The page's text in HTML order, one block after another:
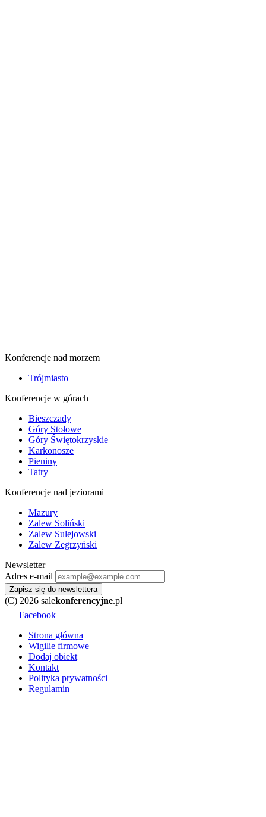
Konferencje nad morzem
Trójmiasto
Konferencje w górach
Bieszczady
Góry Stołowe
Góry Świętokrzyskie
Karkonosze
Pieniny
Tatry
Konferencje nad jeziorami
Mazury
Zalew Soliński
Zalew Sulejowski
Zalew Zegrzyński
Newsletter
Adres e-mail
Zapisz się do newslettera
(C) 2026 salekonferencyjne.pl
Facebook
Strona główna
Wigilie firmowe
Dodaj obiekt
Kontakt
Polityka prywatności
Regulamin